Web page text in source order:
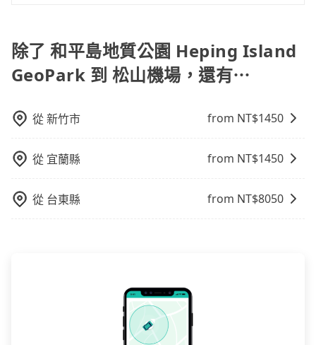
並根據自己的需要選擇最方便和經濟實惠的交通方式。
座椅、寵物友善車等特殊需求
除了 和平島地質公園 Heping Island
GeoPark 到 松山機場，還有⋯
從新竹市 from NT$1450
從 宜蘭縣 from NT$1450
從 台東縣 from NT$8050